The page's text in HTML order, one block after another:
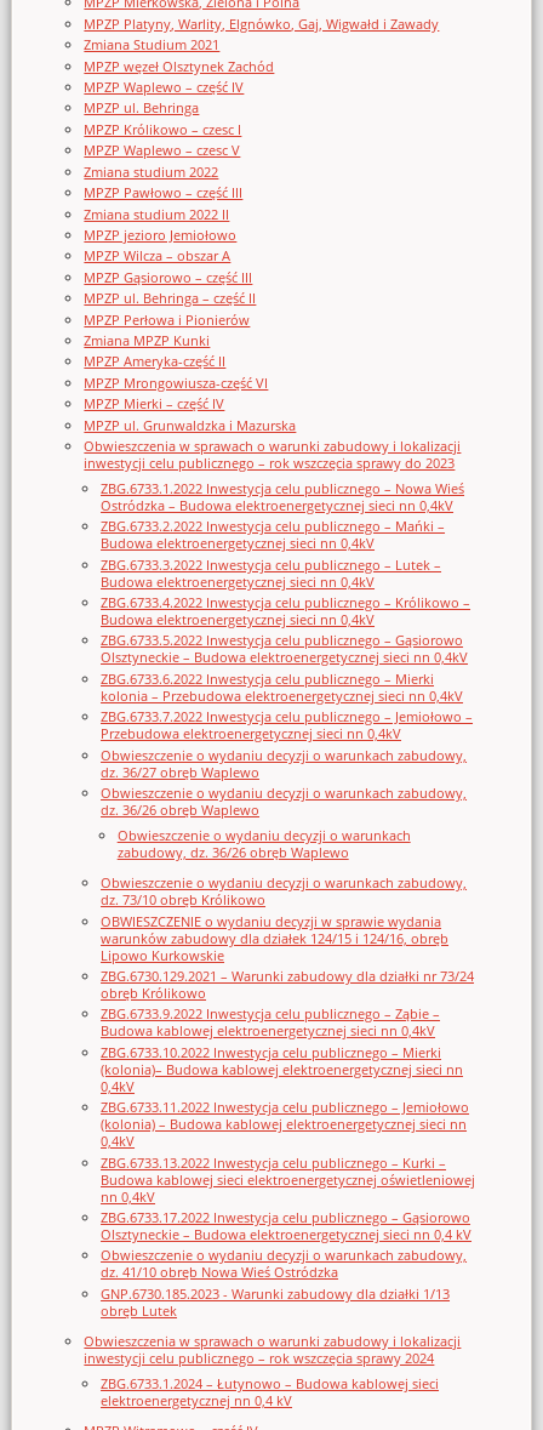
MPZP Platyny, Warlity, Elgnówko, Gaj, Wigwałd i Zawady
Zmiana Studium 2021
MPZP węzeł Olsztynek Zachód
MPZP Waplewo – część IV
MPZP ul. Behringa
MPZP Królikowo – czesc I
MPZP Waplewo – czesc V
Zmiana studium 2022
MPZP Pawłowo – część III
Zmiana studium 2022 II
MPZP jezioro Jemiołowo
MPZP Wilcza – obszar A
MPZP Gąsiorowo – część III
MPZP ul. Behringa – część II
MPZP Perłowa i Pionierów
Zmiana MPZP Kunki
MPZP Ameryka-część II
MPZP Mrongowiusza-część VI
MPZP Mierki – część IV
MPZP ul. Grunwaldzka i Mazurska
Obwieszczenia w sprawach o warunki zabudowy i lokalizacji
inwestycji celu publicznego – rok wszczęcia sprawy do 2023
ZBG.6733.1.2022 Inwestycja celu publicznego – Nowa Wieś
Ostródzka – Budowa elektroenergetycznej sieci nn 0,4kV
ZBG.6733.2.2022 Inwestycja celu publicznego – Mańki –
Budowa elektroenergetycznej sieci nn 0,4kV
ZBG.6733.3.2022 Inwestycja celu publicznego – Lutek –
Budowa elektroenergetycznej sieci nn 0,4kV
ZBG.6733.4.2022 Inwestycja celu publicznego – Królikowo –
Budowa elektroenergetycznej sieci nn 0,4kV
ZBG.6733.5.2022 Inwestycja celu publicznego – Gąsiorowo
Olsztyneckie – Budowa elektroenergetycznej sieci nn 0,4kV
ZBG.6733.6.2022 Inwestycja celu publicznego – Mierki
kolonia – Przebudowa elektroenergetycznej sieci nn 0,4kV
ZBG.6733.7.2022 Inwestycja celu publicznego – Jemiołowo –
Przebudowa elektroenergetycznej sieci nn 0,4kV
Obwieszczenie o wydaniu decyzji o warunkach zabudowy,
dz. 36/27 obręb Waplewo
Obwieszczenie o wydaniu decyzji o warunkach zabudowy,
dz. 36/26 obręb Waplewo
Obwieszczenie o wydaniu decyzji o warunkach
zabudowy, dz. 36/26 obręb Waplewo
Obwieszczenie o wydaniu decyzji o warunkach zabudowy,
dz. 73/10 obręb Królikowo
OBWIESZCZENIE o wydaniu decyzji w sprawie wydania
warunków zabudowy dla działek 124/15 i 124/16, obręb
Lipowo Kurkowskie
ZBG.6730.129.2021 – Warunki zabudowy dla działki nr 73/24
obręb Królikowo
ZBG.6733.9.2022 Inwestycja celu publicznego – Ząbie –
Budowa kablowej elektroenergetycznej sieci nn 0,4kV
ZBG.6733.10.2022 Inwestycja celu publicznego – Mierki
(kolonia)– Budowa kablowej elektroenergetycznej sieci nn
0,4kV
ZBG.6733.11.2022 Inwestycja celu publicznego – Jemiołowo
(kolonia) – Budowa kablowej elektroenergetycznej sieci nn
0,4kV
ZBG.6733.13.2022 Inwestycja celu publicznego – Kurki –
Budowa kablowej sieci elektroenergetycznej oświetleniowej
nn 0,4kV
ZBG.6733.17.2022 Inwestycja celu publicznego – Gąsiorowo
Olsztyneckie – Budowa elektroenergetycznej sieci nn 0,4 kV
Obwieszczenie o wydaniu decyzji o warunkach zabudowy,
dz. 41/10 obręb Nowa Wieś Ostródzka
GNP.6730.185.2023 - Warunki zabudowy dla działki 1/13
obręb Lutek
Obwieszczenia w sprawach o warunki zabudowy i lokalizacji
inwestycji celu publicznego – rok wszczęcia sprawy 2024
ZBG.6733.1.2024 – Łutynowo – Budowa kablowej sieci
elektroenergetycznej nn 0,4 kV